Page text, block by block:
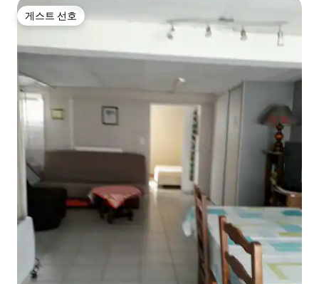
게스트 선호
게스트 선호